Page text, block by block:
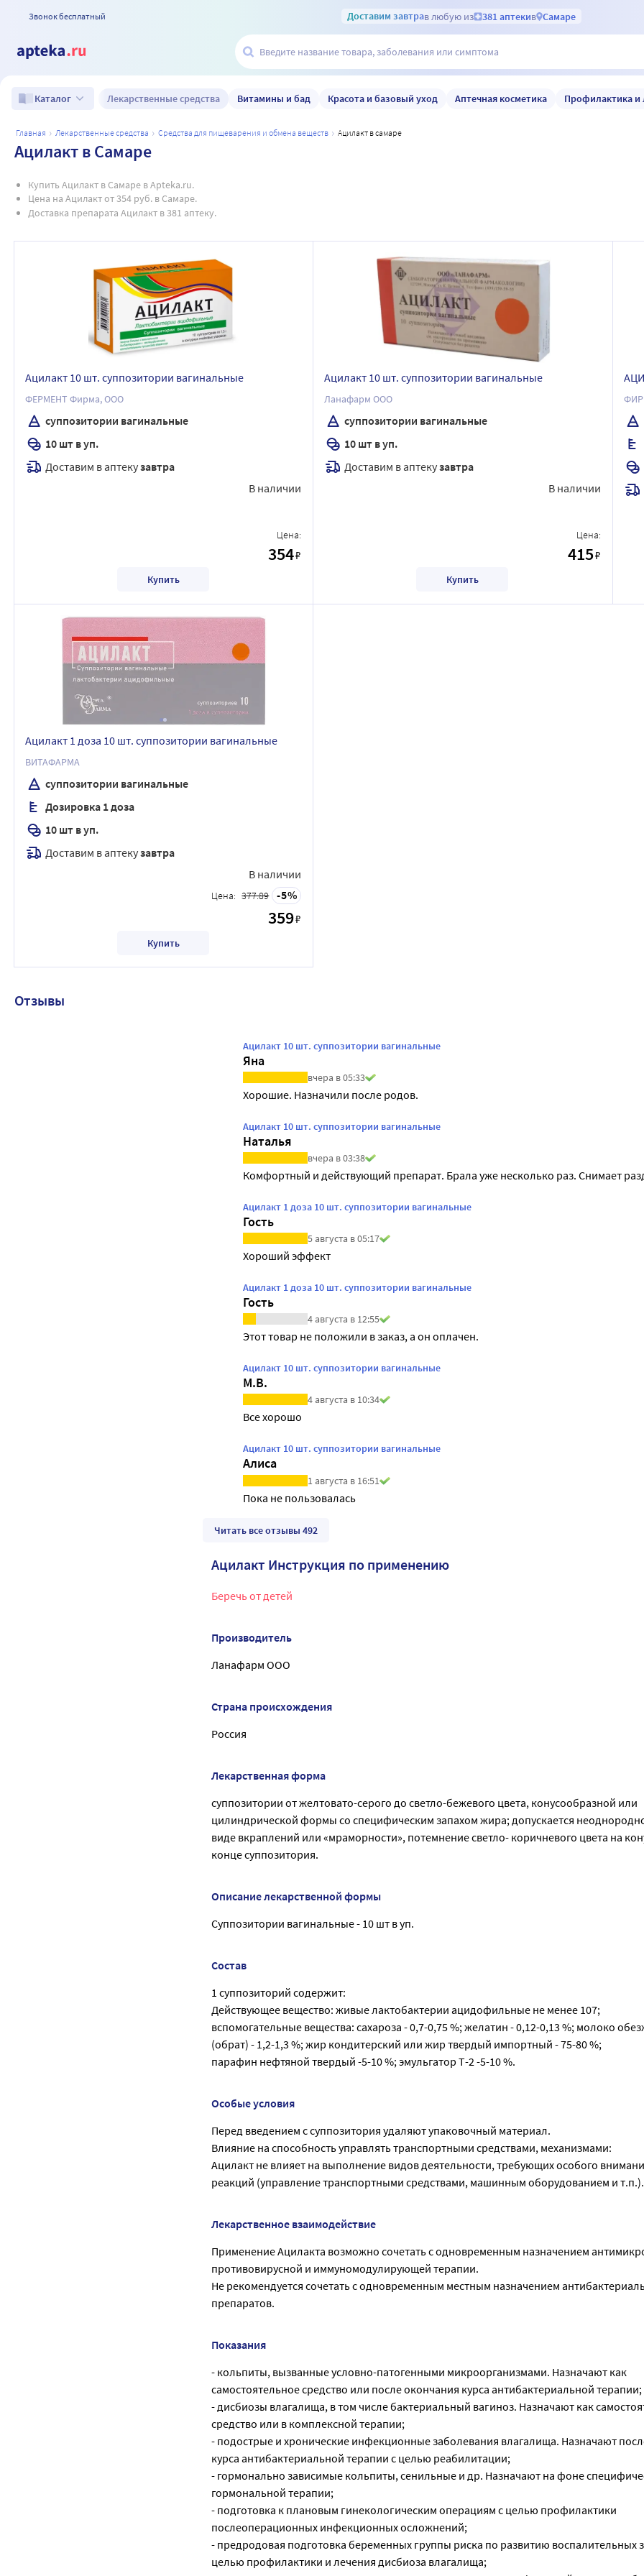
Звонок бесплатный Доставим завтрав любую из 381 аптекив Самаре
Каталог Лекарственные средства Витамины и бад Красота и базовый уход Аптечная косметика Профилактика и
главная лекарственные средства средства для пищеварения и обмена веществ ацилакт в самаре
Ацилакт в Самаре
Купить Ацилакт в Самаре в Apteka.ru.
Цена на Ацилакт от 354 руб. в Самаре.
Доставка препарата Ацилакт в 381 аптеку.
Ацилакт 10 шт. суппозитории вагинальные
ФЕРМЕНТ Фирма, ООО
суппозитории вагинальные
10 шт в уп.
Доставим в аптекузавтра
В наличии
Цена:
354₽
Купить
Ацилакт 10 шт. суппозитории вагинальные
Ланафарм ООО
суппозитории вагинальные
10 шт в уп.
Доставим в аптекузавтра
В наличии
Цена:
415₽
Купить
Ацилакт 1 доза 10 шт. суппозитории вагинальные
ВИТАФАРМА
суппозитории вагинальные
Дозировка 1 доза
10 шт в уп.
Доставим в аптекузавтра
В наличии
Цена: 377.89 5
359₽
Купить
Отзывы
Ацилакт 10 шт. суппозитории вагинальные
Яна
вчера в 05:33
Хорошие. Назначили после родов.
Ацилакт 10 шт. суппозитории вагинальные
Наталья
вчера в 03:38
Комфортный и действующий препарат. Брала уже несколько раз. Снимает
Ацилакт 1 доза 10 шт. суппозитории вагинальные
Гость
5 августа в 05:17
Хороший эффект
Ацилакт 1 доза 10 шт. суппозитории вагинальные
Гость
4 августа в 12:55
Этот товар не положили в заказ, а он оплачен.
Ацилакт 10 шт. суппозитории вагинальные
М.В.
4 августа в 10:34
Все хорошо
Ацилакт 10 шт. суппозитории вагинальные
Алиса
1 августа в 16:51
Пока не пользовалась
Читать все отзывы 492
Ацилакт Инструкция по применению
Беречь от детей
Производитель
Ланафарм ООО
Страна происхождения
Россия
Лекарственная форма
суппозитории от желтовато-серого до светло-бежевого цвета, конусообразной или
цилиндрической формы со специфическим запахом жира; допускается
виде вкраплений или «мраморности», потемнение светло- коричневого цвета на
конце суппозитория.
Описание лекарственной формы
Суппозитории вагинальные - 10 шт в уп.
Состав
1 суппозиторий содержит:
Действующее вещество: живые лактобактерии ацидофильные не менее 107;
вспомогательные вещества: сахароза - 0,7-0,75 %; желатин - 0,12-0,13 %; молоко
(обрат) - 1,2-1,3 %; жир кондитерский или жир твердый импортный - 75-80 %;
парафин нефтяной твердый -5-10 %; эмульгатор Т-2 -5-10 %.
Особые условия
Перед введением с суппозитория удаляют упаковочный материал.
Влияние на способность управлять транспортными средствами, механизмами:
Ацилакт не влияет на выполнение видов деятельности, требующих особого
реакций (управление транспортными средствами, машинным оборудованием и т.п.).
Лекарственное взаимодействие
Применение Ацилакта возможно сочетать с одновременным назначением
противовирусной и иммуномодулирующей терапии.
Не рекомендуется сочетать с одновременным местным назначением
препаратов.
Показания
- кольпиты, вызванные условно-патогенными микроорганизмами. Назначают как
самостоятельное средство или после окончания курса антибактериальной терапии;
- дисбиозы влагалища, в том числе бактериальный вагиноз. Назначают как
средство или в комплексной терапии;
- подострые и хронические инфекционные заболевания влагалища. Назначают
курса антибактериальной терапии с целью реабилитации;
- гормонально зависимые кольпиты, сенильные и др. Назначают на фоне
гормональной терапии;
- подготовка к плановым гинекологическим операциям с целью профилактики
послеоперационных инфекционных осложнений;
- предродовая подготовка беременных группы риска по развитию воспалительных
целью профилактики и лечения дисбиоза влагалища;